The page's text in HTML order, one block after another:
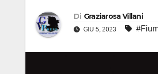
Di Graziarosa Villani
GIU 5, 2023